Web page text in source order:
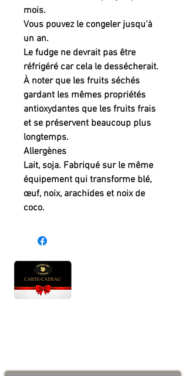
mois.
Vous pouvez le congeler jusqu'à
un an.
Le fudge ne devrait pas être
réfrigéré car cela le dessécherait.
À noter que les fruits séchés
gardant les mêmes propriétés
antioxydantes que les fruits frais
et se préservent beaucoup plus
longtemps.
Allergènes
Lait, soja. Fabriqué sur le même
équipement qui transforme blé,
œuf, noix, arachides et noix de
coco.